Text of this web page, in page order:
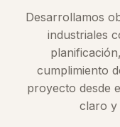
Desarrollamos
industriales
cumplimiento
proyecto desde
claro y